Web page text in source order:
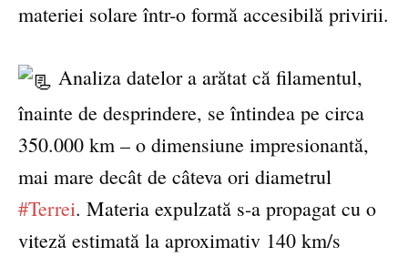
materiei solare într-o formă accesibilă privirii.
Analiza datelor a arătat că filamentul,
înainte de desprindere, se întindea pe circa
350.000 km – o dimensiune impresionantă,
mai mare decât de câteva ori diametrul
#Terrei. Materia expulzată s-a propagat cu o
viteză estimată la aproximativ 140 km/s